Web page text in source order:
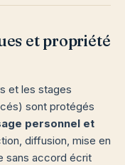
et propriété
et les stages
sont protégés
personnel et
diffusion, mise en
sans accord écrit